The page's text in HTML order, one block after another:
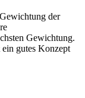
der
Gewichtung.
gutes Konzept